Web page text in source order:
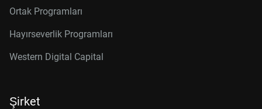
Ortak Programları
Hayırseverlik Programları
Western Digital Capital
Şirket